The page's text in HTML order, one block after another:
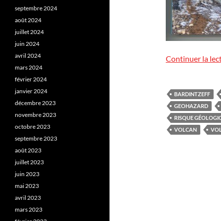
Continuer la
BARDINTZEFF
GEOHAZARD
RISQUE
VOLCAN
septembre 2024
août 2024
juillet 2024
juin 2024
avril 2024
mars 2024
février 2024
janvier 2024
décembre 2023
novembre 2023
octobre 2023
septembre 2023
août 2023
juillet 2023
juin 2023
mai 2023
avril 2023
mars 2023